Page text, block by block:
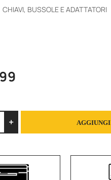
CHIAVI, BUSSOLE E ADATTATORI
AGGIUNGI